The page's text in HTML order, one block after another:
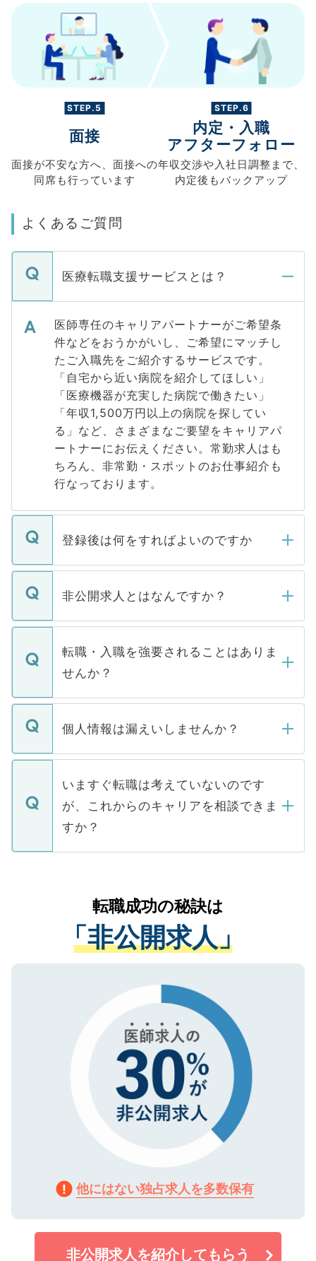
STEP.5
面接
面接が不安な方へ、 面接への
同席も行っています
STEP.6
内定・入職
アフターフォロー
年収交渉や入社日調整まで、
内定後もバックアップ
よくあるご質問
医療転職支援サービスとは？
医師専任のキャリアパートナーがご希望条
件などをおうかがいし、ご希望にマッチし
たご入職先をご紹介するサービスです。
「自宅から近い病院を紹介してほしい」
「医療機器が充実した病院で働きたい」
「年収1,500万円以上の病院を探してい
る」など、さまざまなご要望をキャリアパ
ートナーにお伝えください。常勤求人はも
ちろん、非常勤・スポットのお仕事紹介も
行なっております。
登録後は何をすればよいのですか
ご登録いただきましたら、弊社担当者がご
登録内容を確認し、その後メールもしくは
ます。通常、5営業日以内にはご連絡をせて
いただきますので、しばらくお待ちくださ
非公開求人とはなんですか？
マイナビDOCTORで取り扱っている求人の
うち約3割は、Webサイトからご覧いただ
けない「非公開求人」です。非公開求人は
下記の理由によって、一般には公開してい
ません。
■応募殺到を避けるため 人気のある医療機
関を公にしてしまうと、応募が殺到する場
に、医療機関が求める条件に合った人材の
みを人材紹介会社に依頼するケースが増え
ています。
転職・入職を強要されることはありま
せんか？
転職・入職を強要することは一切ありませ
ん。また、仮に応募先から内定をいただい
定を承諾する必要はありません。内定先へ
の辞退の連絡はキャリアパートナーが行い
個人情報は漏えいしませんか？
個人情報が漏えいすることはありませんの
で、ご安心ください。当サイトからの登録
などで収集したご登録者様の個人情報は、
ご本人のキャリアアップおよび転職活動の
支援を目的に使用いたします。お預かりし
ているすべての個人データはご本人の許可
は、個人情報の取り扱いについての厳密な
管理基準を満たした事業者のみに付与され
る、プライバシーマークを取得済みです。
で、機密保持に関してもご安心ください。
いますぐ転職は考えていないのです
が、これからのキャリアを相談できま
すか？
かがいして、現在の医療機関の状況や紹介
経験をまじえながら、適切なアドバイスを
させていただきます。すぐにご転職をされ
ない方には、長期的なサポートが可能です
ので、まずはご登録ください。
転職成功の秘訣は
「非公開求人」
他にはない独占求人を多数保有
非公開求人を紹介してもらう